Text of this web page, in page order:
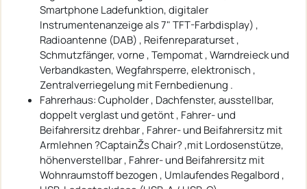
Smartphone Ladefunktion, digitaler
Instrumentenanzeige als 7" TFT-Farbdisplay) ,
Radioantenne (DAB) , Reifenreparaturset ,
Schmutzfänger, vorne , Tempomat , Warndreieck und
Verbandkasten, Wegfahrsperre, elektronisch ,
Zentralverriegelung mit Fernbedienung .
Fahrerhaus: Cupholder , Dachfenster, ausstellbar,
doppelt verglast und getönt , Fahrer- und
Beifahrersitz drehbar , Fahrer- und Beifahrersitz mit
Armlehnen ?CaptainŽs Chair? ,mit Lordosenstütze,
höhenverstellbar , Fahrer- und Beifahrersitz mit
Wohnraumstoff bezogen , Umlaufendes Regalbord ,